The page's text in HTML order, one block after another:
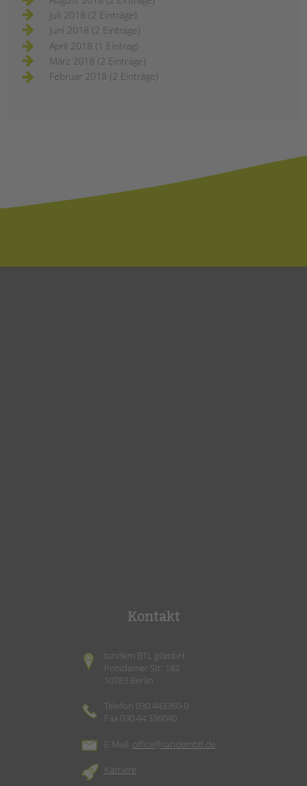
Juli 2018 (2 Einträge)
Juni 2018 (2 Einträge)
April 2018 (1 Eintrag)
März 2018 (2 Einträge)
Februar 2018 (2 Einträge)
Kontakt
tandem BTL gGmbH
Potsdamer Str. 182
10783 Berlin
Telefon 030 443360-0
Fax 030 44 336040
E-Mail: office@tandembtl.de
Karriere